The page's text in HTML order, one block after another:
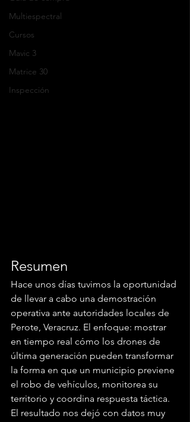
Multiespectral
Cursos
Mavic 3
Matrice 30
Inspección
Resumen
Hace unos días tuvimos la oportunidad
de llevar a cabo una demostración
operativa ante autoridades locales de
Perote, Veracruz. El enfoque: mostrar
en tiempo real cómo los drones de
última generación pueden transformar
la forma en que un municipio previene
el robo de vehículos, monitorea su
territorio y coordina respuesta táctica.
El resultado nos dejó con datos muy